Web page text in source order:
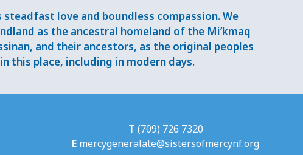
love and boundless compassion. We
as the ancestral homeland of the Mi’kmaq
and their ancestors, as the original peoples
this place, including in modern days.
T (709) 726 7320
E mercygeneralate@sistersofmercynf.org